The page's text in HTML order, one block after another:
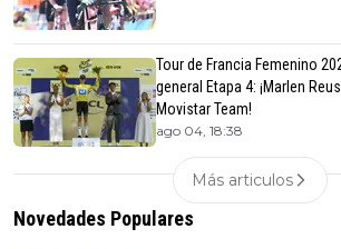
Tour de Francia Femenino
general Etapa 4: ¡Marlen
Movistar Team!
ago 04, 18:38
Más articulos
Novedades Populares